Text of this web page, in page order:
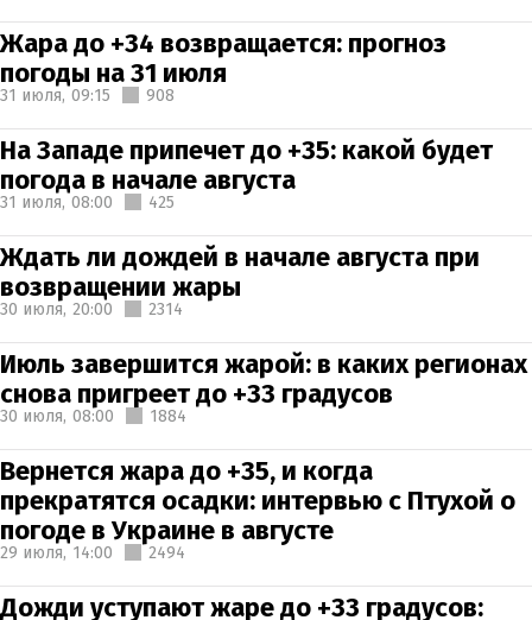
Жара до +34 возвращается: прогноз
погоды на 31 июля
31 июля, 09:15 908
На Западе припечет до +35: какой будет
погода в начале августа
31 июля, 08:00 425
Ждать ли дождей в начале августа при
возвращении жары
30 июля, 20:00 2314
Июль завершится жарой: в каких регионах
снова пригреет до +33 градусов
30 июля, 08:00 1884
Вернется жара до +35, и когда
прекратятся осадки: интервью с Птухой о
погоде в Украине в августе
29 июля, 14:00 2494
Дожди уступают жаре до +33 градусов: